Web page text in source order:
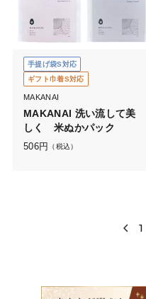
手提げ袋S対応
ギフト巾着S対応
MAKANAI
MAKANAI 洗い流して美
しく 米ぬかパック
506円 （税込）
1